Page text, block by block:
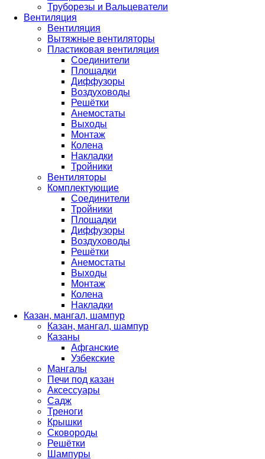
Труборезы и Вальцеватели
Вентиляция
Вентиляция
Вытяжные вентиляторы
Пластиковая вентиляция
Соединители
Площадки
Диффузоры
Воздуховоды
Решётки
Анемостаты
Выходы
Монтаж
Колена
Накладки
Тройники
Вентиляторы
Комплектующие
Соединители
Тройники
Площадки
Диффузоры
Воздуховоды
Решётки
Анемостаты
Выходы
Монтаж
Колена
Накладки
Казан, мангал, шампур
Казан, мангал, шампур
Казаны
Афганские
Узбекские
Мангалы
Печи под казан
Аксессуары
Садж
Треноги
Крышки
Сковороды
Решётки
Шампуры